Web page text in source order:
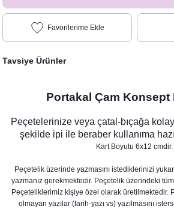
Tavsiye Ürünler
Portakal Çam Konsept
Peçetelerinize veya çatal-bıçağa
şekilde ipi ile beraber kullanıma
Kart Boyutu 6x12 cmdir.
Peçetelik üzerinde yazmasını istediklerinizi
yazmanız gerekmektedir. Peçetelik üzerindeki
Peçeteliklerimiz kişiye özel olarak üretilmektedir.
olmayan yazılar (tarih-yazı vs) yazılmasını